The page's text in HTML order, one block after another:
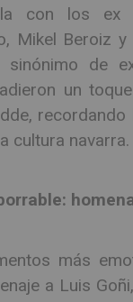
con los ex
Mikel Beroiz y
sinónimo de
un
recordando
cultura navarra.
más
a Luis